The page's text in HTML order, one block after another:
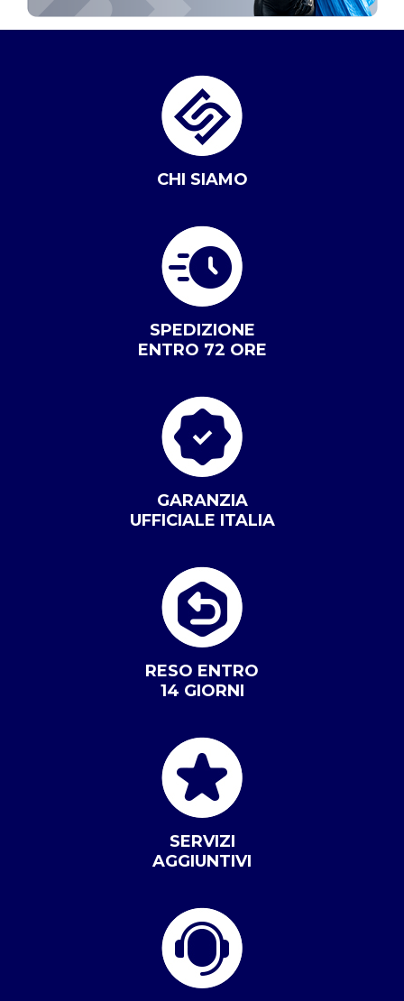
CHI SIAMO
SPEDIZIONE
ENTRO 72 ORE
GARANZIA
UFFICIALE ITALIA
RESO ENTRO
14 GIORNI
SERVIZI
AGGIUNTIVI